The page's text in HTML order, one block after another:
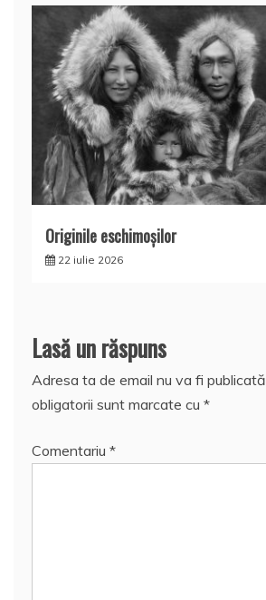
Originile eschimoşilor
22 iulie 2026
Lasă un răspuns
Adresa ta de email nu va fi publicată.
obligatorii sunt marcate cu *
Comentariu *